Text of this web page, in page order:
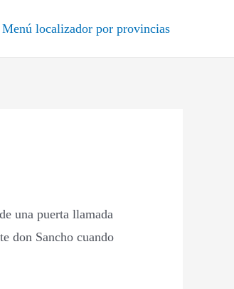
Menú localizador por provincias
una puerta llamada
don Sancho cuando